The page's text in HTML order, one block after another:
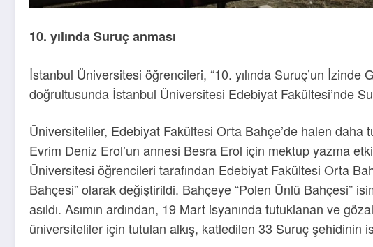
10. yılında Suruç anması
İstanbul Üniversitesi öğrencileri, “10. yılında Suruç’un İzinde
doğrultusunda İstanbul Üniversitesi Edebiyat Fakültesi’nde
Üniversiteliler, Edebiyat Fakültesi Orta Bahçe’de halen daha
Evrim Deniz Erol’un annesi Besra Erol için mektup yazma
Üniversitesi öğrencileri tarafından Edebiyat Fakültesi Orta
Bahçesi” olarak değiştirildi. Bahçeye “Polen Ünlü Bahçesi”
asıldı. Asımın ardından, 19 Mart isyanında tutuklanan ve
üniversiteliler için tutulan alkış, katledilen 33 Suruç şehidinin